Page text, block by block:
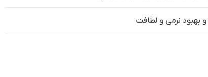
بهبود نرمی و لطافت